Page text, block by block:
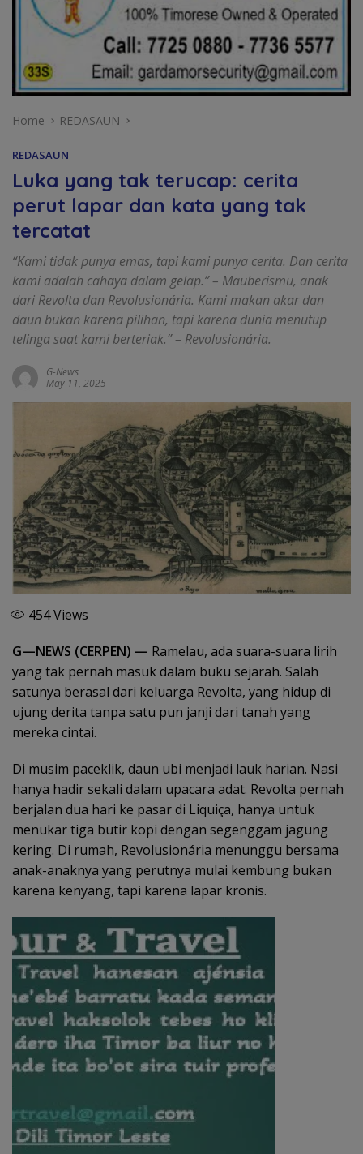
Home REDASAUN
REDASAUN
Luka yang tak terucap: cerita
perut lapar dan kata yang tak
tercatat
“Kami tidak punya emas, tapi kami punya cerita. Dan cerita
kami adalah cahaya dalam gelap.” – Mauberismu, anak
dari Revolta dan Revolusionária. Kami makan akar dan
daun bukan karena pilihan, tapi karena dunia menutup
telinga saat kami berteriak.” – Revolusionária.
G-News
May 11, 2025
454Views
G—NEWS (CERPEN) — Ramelau, ada suara-suara lirih
yang tak pernah masuk dalam buku sejarah. Salah
satunya berasal dari keluarga Revolta, yang hidup di
ujung derita tanpa satu pun janji dari tanah yang
mereka cintai.
Di musim paceklik, daun ubi menjadi lauk harian. Nasi
hanya hadir sekali dalam upacara adat. Revolta pernah
berjalan dua hari ke pasar di Liquiça, hanya untuk
menukar tiga butir kopi dengan segenggam jagung
kering. Di rumah, Revolusionária menunggu bersama
anak-anaknya yang perutnya mulai kembung bukan
karena kenyang, tapi karena lapar kronis.